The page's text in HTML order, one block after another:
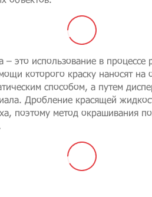
– это использование в процессе
которого краску наносят на
способом, а путем
Дробление красящей
поэтому метод окрашивания